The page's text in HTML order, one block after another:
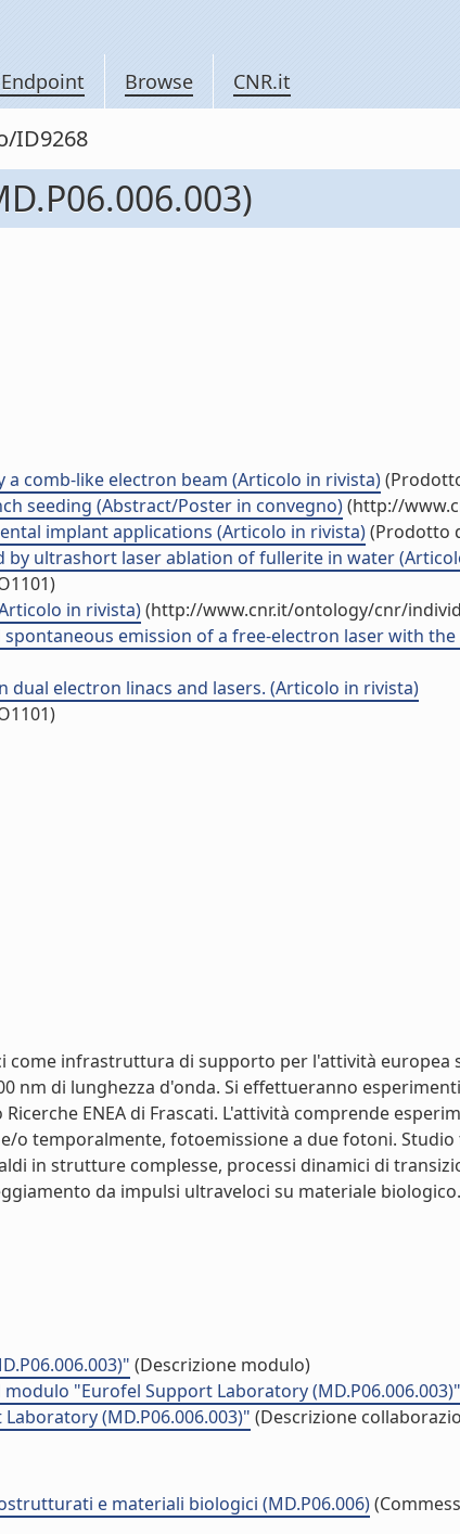
Endpoint Browse CNR.it
ID9268
comb-like electron beam (Articolo in rivista)
seeding (Abstract/Poster in convegno)(http://
implant applications (Articolo in rivista)(Prodotto
ultrashort laser ablation of fullerite in water
in rivista)(http://www.cnr.it/ontology/cnr/
emission of a free-electron laser with
electron linacs and lasers. (Articolo in rivista)
infrastruttura di supporto per l'attività europea
nm di lunghezza d'onda. Si effettueranno
ENEA di Frascati. L'attività comprende
o temporalmente, fotoemissione a due fotoni.
in strutture complesse, processi dinamici di
da impulsi ultraveloci su materiale
(Descrizione modulo)
"Eurofel Support Laboratory (MD.P06.006.003)"
(MD.P06.006.003)" (Descrizione
e materiali biologici (MD.P06.006)